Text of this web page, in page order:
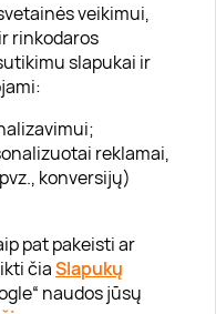
veikimui,
rinkodaros
slapukai ir
reklamai,
konversijų)
pat pakeisti ar
čiaSlapukų
naudos jūsų